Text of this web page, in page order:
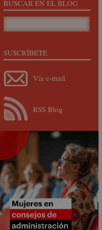
BUSCAR EN EL BLOG
SUSCRÍBETE
Vía e-mail
RSS Blog